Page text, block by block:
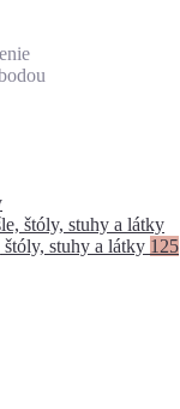
štóly, stuhy a látky 125